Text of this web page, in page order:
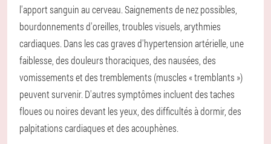
l'apport sanguin au cerveau. Saignements de nez possibles,
bourdonnements d'oreilles, troubles visuels, arythmies
cardiaques. Dans les cas graves d'hypertension artérielle, une
faiblesse, des douleurs thoraciques, des nausées, des
vomissements et des tremblements (muscles « tremblants »)
peuvent survenir. D'autres symptômes incluent des taches
floues ou noires devant les yeux, des difficultés à dormir, des
palpitations cardiaques et des acouphènes.